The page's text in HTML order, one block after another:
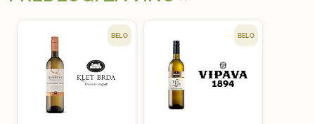
BELO BELO